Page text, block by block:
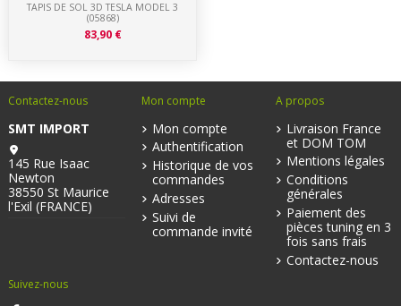
TAPIS DE SOL 3D TESLA MODEL 3
(05868)
83,90 €
Contactez-nous
SMT IMPORT
145 Rue Isaac
Newton
38550 St Maurice
l'Exil (FRANCE)
Mon compte
Mon compte
Authentification
Historique de vos
commandes
Adresses
Suivi de
commande invité
A propos
Livraison France
et DOM TOM
Mentions légales
Conditions
générales
Paiement des
pièces tuning en 3
fois sans frais
Contactez-nous
Suivez-nous